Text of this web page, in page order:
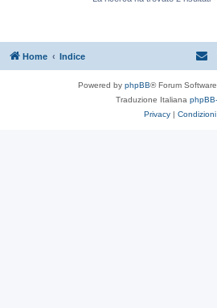
Home Indice
Powered by phpBB® Forum
Traduzione Italiana
Privacy | Condizioni